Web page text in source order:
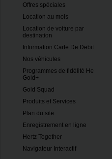
Offres spéciales
Location au mois
Location de voiture par
destination
Information Carte De Debit
Nos véhicules
Programmes de fidélité Hertz
Gold+
Gold Squad
Produits et Services
Plan du site
Enregistrement en ligne
Hertz Together
Navigateur Interactif